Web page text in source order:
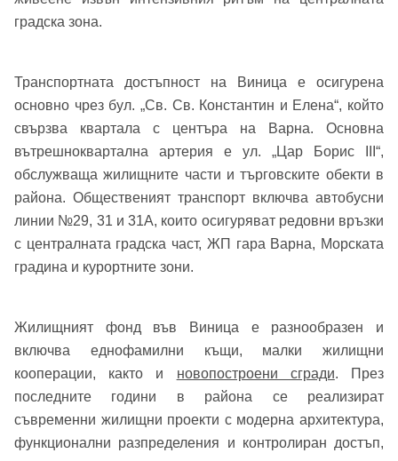
градска зона.
Транспортната достъпност на Виница е осигурена
основно чрез бул. „Св. Св. Константин и Елена“, който
свързва квартала с центъра на Варна. Основна
вътрешноквартална артерия е ул. „Цар Борис III“,
обслужваща жилищните части и търговските обекти в
района. Общественият транспорт включва автобусни
линии №29, 31 и 31А, които осигуряват редовни връзки
с централната градска част, ЖП гара Варна, Морската
градина и курортните зони.
Жилищният фонд във Виница е разнообразен и
включва еднофамилни къщи, малки жилищни
кооперации, както и новопостроени сгради. През
последните години в района се реализират
съвременни жилищни проекти с модерна архитектура,
функционални разпределения и контролиран достъп,